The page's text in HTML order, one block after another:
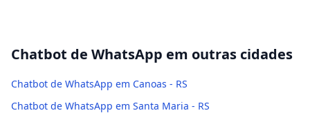
Chatbot de WhatsApp em outras cidades
Chatbot de WhatsApp em Canoas - RS
Chatbot de WhatsApp em Santa Maria - RS